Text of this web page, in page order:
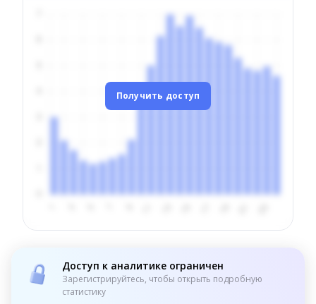
Получить доступ
Доступ к аналитике ограничен
Зарегистрируйтесь, чтобы открыть подробную
статистику